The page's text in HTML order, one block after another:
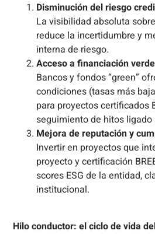
Disminución del riesgo
La visibilidad absoluta
reduce la incertidumbre y
interna de riesgo.
Acceso a financiación verde
Bancos y fondos “green”
condiciones (tasas más
para proyectos certificados
seguimiento de hitos ligado
Mejora de reputación y
Invertir en proyectos que
proyecto y certificación
scores ESG de la entidad,
institucional.
Hilo conductor: el ciclo de vida